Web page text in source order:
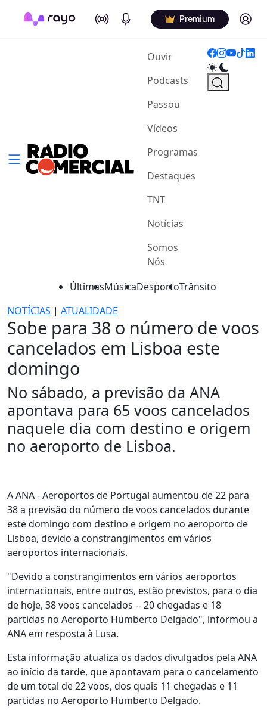
On Air Podcasts Premium Log in
Ouvir(current)
Podcasts
Passou
Vídeos
Programas
Destaques
TNT
Notícias
Somos
Nós
ÚltimasMúsicaDesportoTrânsito
NOTÍCIAS | ATUALIDADE
Sobe para 38 o número de voos
cancelados em Lisboa este
domingo
No sábado, a previsão da ANA
apontava para 65 voos cancelados
naquele dia com destino e origem
no aeroporto de Lisboa.
A ANA - Aeroportos de Portugal aumentou de 22 para
38 a previsão do número de voos cancelados durante
este domingo com destino e origem no aeroporto de
Lisboa, devido a constrangimentos em vários
aeroportos internacionais.
"Devido a constrangimentos em vários aeroportos
internacionais, entre outros, estão previstos, para o dia
de hoje, 38 voos cancelados -- 20 chegadas e 18
partidas no Aeroporto Humberto Delgado", informou a
ANA em resposta à Lusa.
Esta informação atualiza os dados divulgados pela ANA
ao início da tarde, que apontavam para o cancelamento
de um total de 22 voos, dos quais 11 chegadas e 11
partidas no Aeroporto Humberto Delgado.